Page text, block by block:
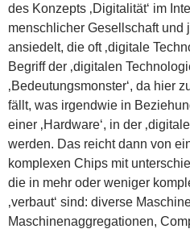
des Konzepts ‚Digitalität‘ im
menschlicher Gesellschaft und
ansiedelt, die oft ‚digitale
Begriff der ‚digitalen
‚Bedeutungsmonster‘, da hier
fällt, was irgendwie in
einer ‚Hardware‘, in der
werden. Das reicht dann von
komplexen Chips mit
die in mehr oder weniger
‚verbaut‘ sind: diverse
Maschinenaggregationen,